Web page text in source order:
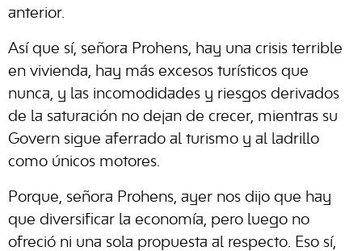
anterior.
Así que sí, señora Prohens, hay una crisis terrible
en vivienda, hay más excesos turísticos que
nunca, y las incomodidades y riesgos derivados
de la saturación no dejan de crecer, mientras su
Govern sigue aferrado al turismo y al ladrillo
como únicos motores.
Porque, señora Prohens, ayer nos dijo que hay
que diversificar la economía, pero luego no
ofreció ni una sola propuesta al respecto. Eso sí,